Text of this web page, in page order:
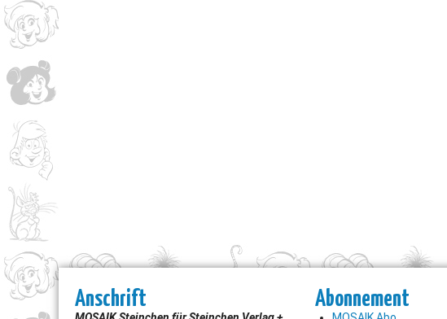
Anschrift Abonnement